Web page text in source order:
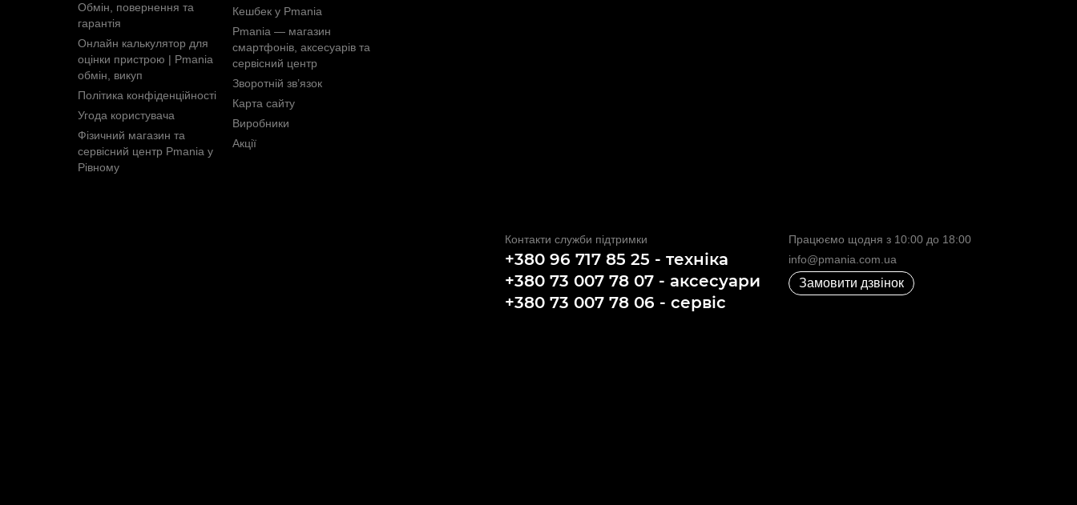
Обмін, повернення та
гарантія
Онлайн калькулятор для
оцінки пристрою | Pmania
обмін, викуп
Політика конфіденційності
Угода користувача
Фізичний магазин та
сервісний центр Pmania у
Рівному
Кешбек у Pmania
Pmania — магазин
смартфонів, аксесуарів та
сервісний центр
Зворотній зв’язок
Карта сайту
Виробники
Акції
Контакти служби підтримки
+380 96 717 85 25 - техніка
+380 73 007 78 07 - аксесуари
+380 73 007 78 06 - сервіс
Працюємо щодня з 10:00 до 18:00
info@pmania.com.ua
Замовити дзвінок